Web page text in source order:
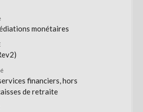
monétaires
financiers, hors
de retraite